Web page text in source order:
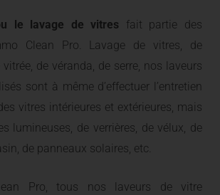
le lavage de vitres fait partie des
Clean Pro. Lavage de vitres, de
de véranda, de serre, nos laveurs
sont à même d’effectuer l’entretien
vitres intérieures et extérieures, mais
lumineuses, de verrières, de vélux, de
de panneaux solaires, etc.
Pro, tous nos laveurs de vitre